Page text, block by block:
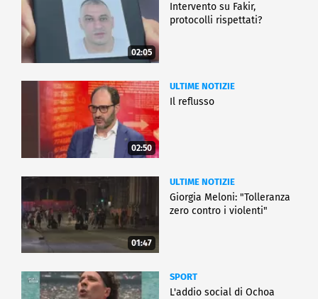
02:05
Intervento su Fakir,
protocolli rispettati?
02:50
ULTIME NOTIZIE
Il reflusso
01:47
ULTIME NOTIZIE
Giorgia Meloni: "Tolleranza
zero contro i violenti"
SPORT
L'addio social di Ochoa